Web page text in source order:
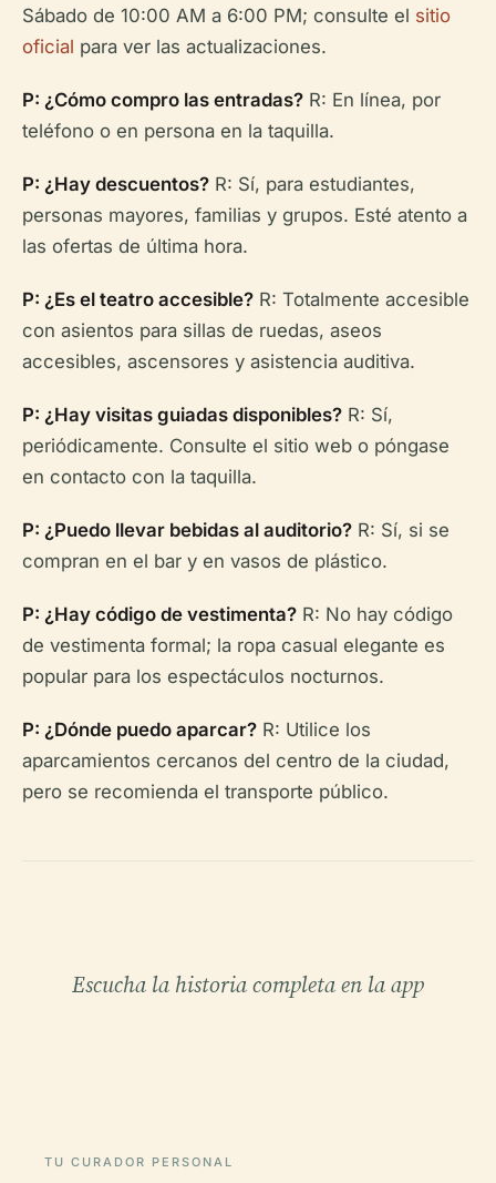
Sábado de 10:00 AM a 6:00 PM; consulte el sitio
oficial para ver las actualizaciones.
P: ¿Cómo compro las entradas? R: En línea, por
teléfono o en persona en la taquilla.
P: ¿Hay descuentos? R: Sí, para estudiantes,
personas mayores, familias y grupos. Esté atento a
las ofertas de última hora.
P: ¿Es el teatro accesible? R: Totalmente accesible
con asientos para sillas de ruedas, aseos
accesibles, ascensores y asistencia auditiva.
P: ¿Hay visitas guiadas disponibles? R: Sí,
periódicamente. Consulte el sitio web o póngase
en contacto con la taquilla.
P: ¿Puedo llevar bebidas al auditorio? R: Sí, si se
compran en el bar y en vasos de plástico.
P: ¿Hay código de vestimenta? R: No hay código
de vestimenta formal; la ropa casual elegante es
popular para los espectáculos nocturnos.
P: ¿Dónde puedo aparcar? R: Utilice los
aparcamientos cercanos del centro de la ciudad,
pero se recomienda el transporte público.
Escucha la historia completa en la app
TU CURADOR PERSONAL